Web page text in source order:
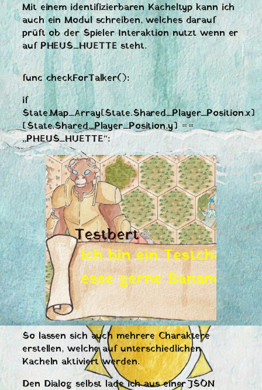
Mit einem identifizierbaren Kacheltyp kann ich
auch ein Modul schreiben, welches darauf
prüft ob der Spieler Interaktion nutzt wenn er
auf PHEUS_HUETTE steht.
func checkForTalker():
if
State.Map_Array[State.Shared_Player_Position.x]
[State.Shared_Player_Position.y] ==
„PHEUS_HUETTE“:
So lassen sich auch mehrere Charaktere
erstellen, welche auf unterschiedlichen
Kacheln aktiviert werden.
Den Dialog selbst lade ich aus einer JSON